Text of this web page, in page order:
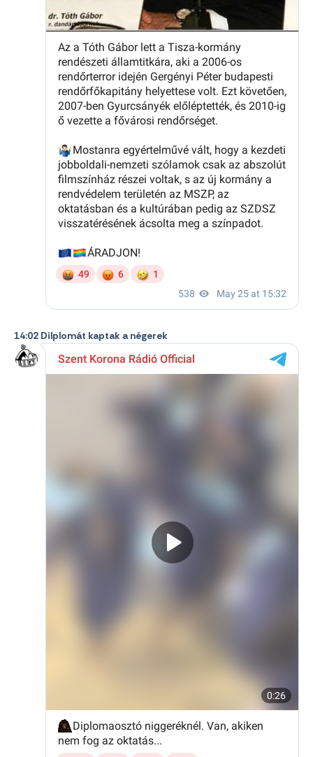
14:02 Dilplomát kaptak a négerek